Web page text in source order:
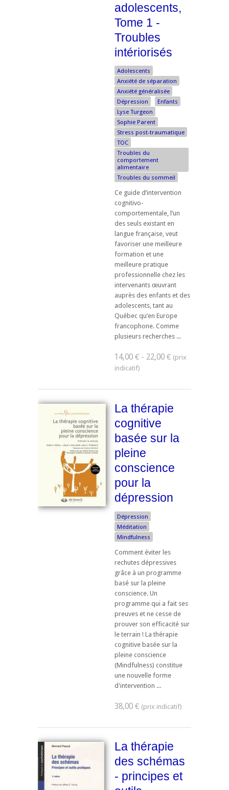
adolescents,
Tome 1 -
Troubles
intériorisés
Adolescents
Anxiété de séparation
Anxiété généralisée
Dépression
Enfants
Lyse Turgeon
Sophie Parent
Stress post-traumatique
TOC
Troubles du
comportement
alimentaire
Troubles du sommeil
Ce guide d’intervention
cognitivo-
comportementale, l’un
des seuls existant en
langue française, veut
favoriser une meilleure
formation et une
meilleure pratique
professionnelle chez les
intervenants œuvrant
auprès des enfants et des
adolescents, tant au
Québec qu’en Europe
francophone. Comme
plusieurs recherches ...
14,00 € - 22,00 €
La thérapie
cognitive
basée sur la
pleine
conscience
pour la
dépression
Dépression
Méditation
Mindfulness
Comment éviter les
rechutes dépressives
grâce à un programme
basé sur la pleine
conscience. Un
programme qui a fait ses
preuves et ne cesse de
prouver son efficacité sur
le terrain ! La thérapie
cognitive basée sur la
pleine conscience
(Mindfulness) constitue
une nouvelle forme
d'intervention ...
38,00 €
La thérapie
des schémas
- principes et